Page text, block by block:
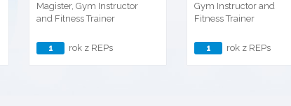
Magister, Gym Instructor
and Fitness Trainer
1 rok z REPs
Gym Instructor and
Fitness Trainer
1 rok z REPs